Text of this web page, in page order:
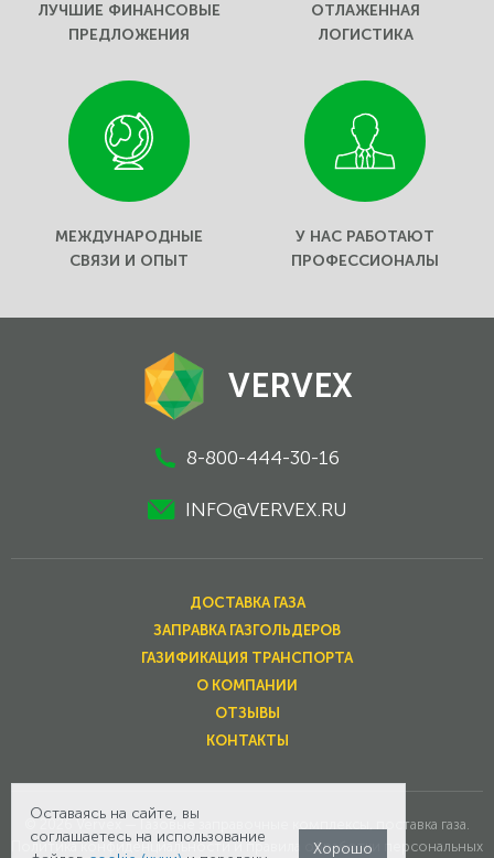
ЛУЧШИЕ ФИНАНСОВЫЕ
ПРЕДЛОЖЕНИЯ
ОТЛАЖЕННАЯ
ЛОГИСТИКА
МЕЖДУНАРОДНЫЕ
СВЯЗИ И ОПЫТ
У НАС РАБОТАЮТ
ПРОФЕССИОНАЛЫ
VERVEX
8-800-444-30-16
INFO@VERVEX.RU
ДОСТАВКА ГАЗА
ЗАПРАВКА ГАЗГОЛЬДЕРОВ
ГАЗИФИКАЦИЯ ТРАНСПОРТА
О КОМПАНИИ
ОТЗЫВЫ
КОНТАКТЫ
© 2026 Vervex — Газовые заправочные комплексы, поставка газа.
Политика конфиденциальности и правила обработки персональных
Оставаясь на сайте, вы
соглашаетесь на использование
Хорошо